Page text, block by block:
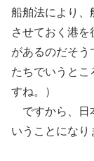
船舶法により、
させておく港
があるのだそう
たちでいうとこ
すね。）
ですから、日
いうことになり